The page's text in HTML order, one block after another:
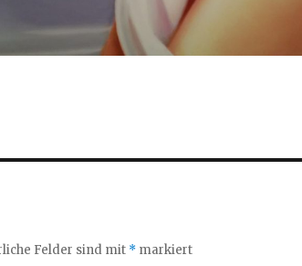
Felder sind mit * markiert